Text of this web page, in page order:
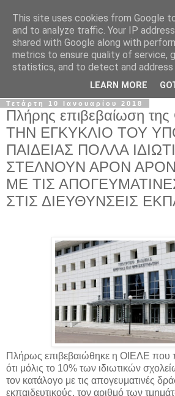
Σ.Ι.Ε.Λ.Β.Ε.
Ο επίσημος ιστότοπος του Συλλόγου
Εκπαιδευτικών Λειτουργών Βόρειας
Τετάρτη 10 Ιανουαρίου 2018
Πλήρης επιβεβαίωση
ΤΗΝ ΕΓΚΥΚΛΙΟ ΤΟΥ
ΠΑΙΔΕΙΑΣ ΠΟΛΛΑ
ΣΤΕΛΝΟΥΝ ΑΡΟΝ ΑΡΟΝ
ΜΕ ΤΙΣ
ΣΤΙΣ ΔΙΕΥΘΥΝΣΕΙΣ
Πλήρως επιβεβαιώθηκε η ΟΙΕΛΕ που
ότι μόλις το 10% των ιδιωτικών
τον κατάλογο με τις απογευματινές
εκπαιδευτικούς, τον αριθμό των
This site uses cookies from Google
and to analyze traffic. Your IP
shared with Google along with
metrics to ensure quality of service,
statistics, and to detect and address
LEARN MORE